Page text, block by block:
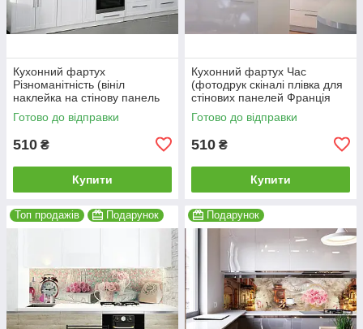
Кухонний фартух
Різноманітність (вініл
наклейка на стінову панель
кухні) 600*2000мм
Готово до відправки
510 ₴
Купити
Кухонний фартух Час
(фотодрук скіналі плівка для
стінових панелей Франція
Ейфелева вежа троянди)
600*2000 мм
Готово до відправки
510 ₴
Купити
Топ продажів Подарунок Подарунок